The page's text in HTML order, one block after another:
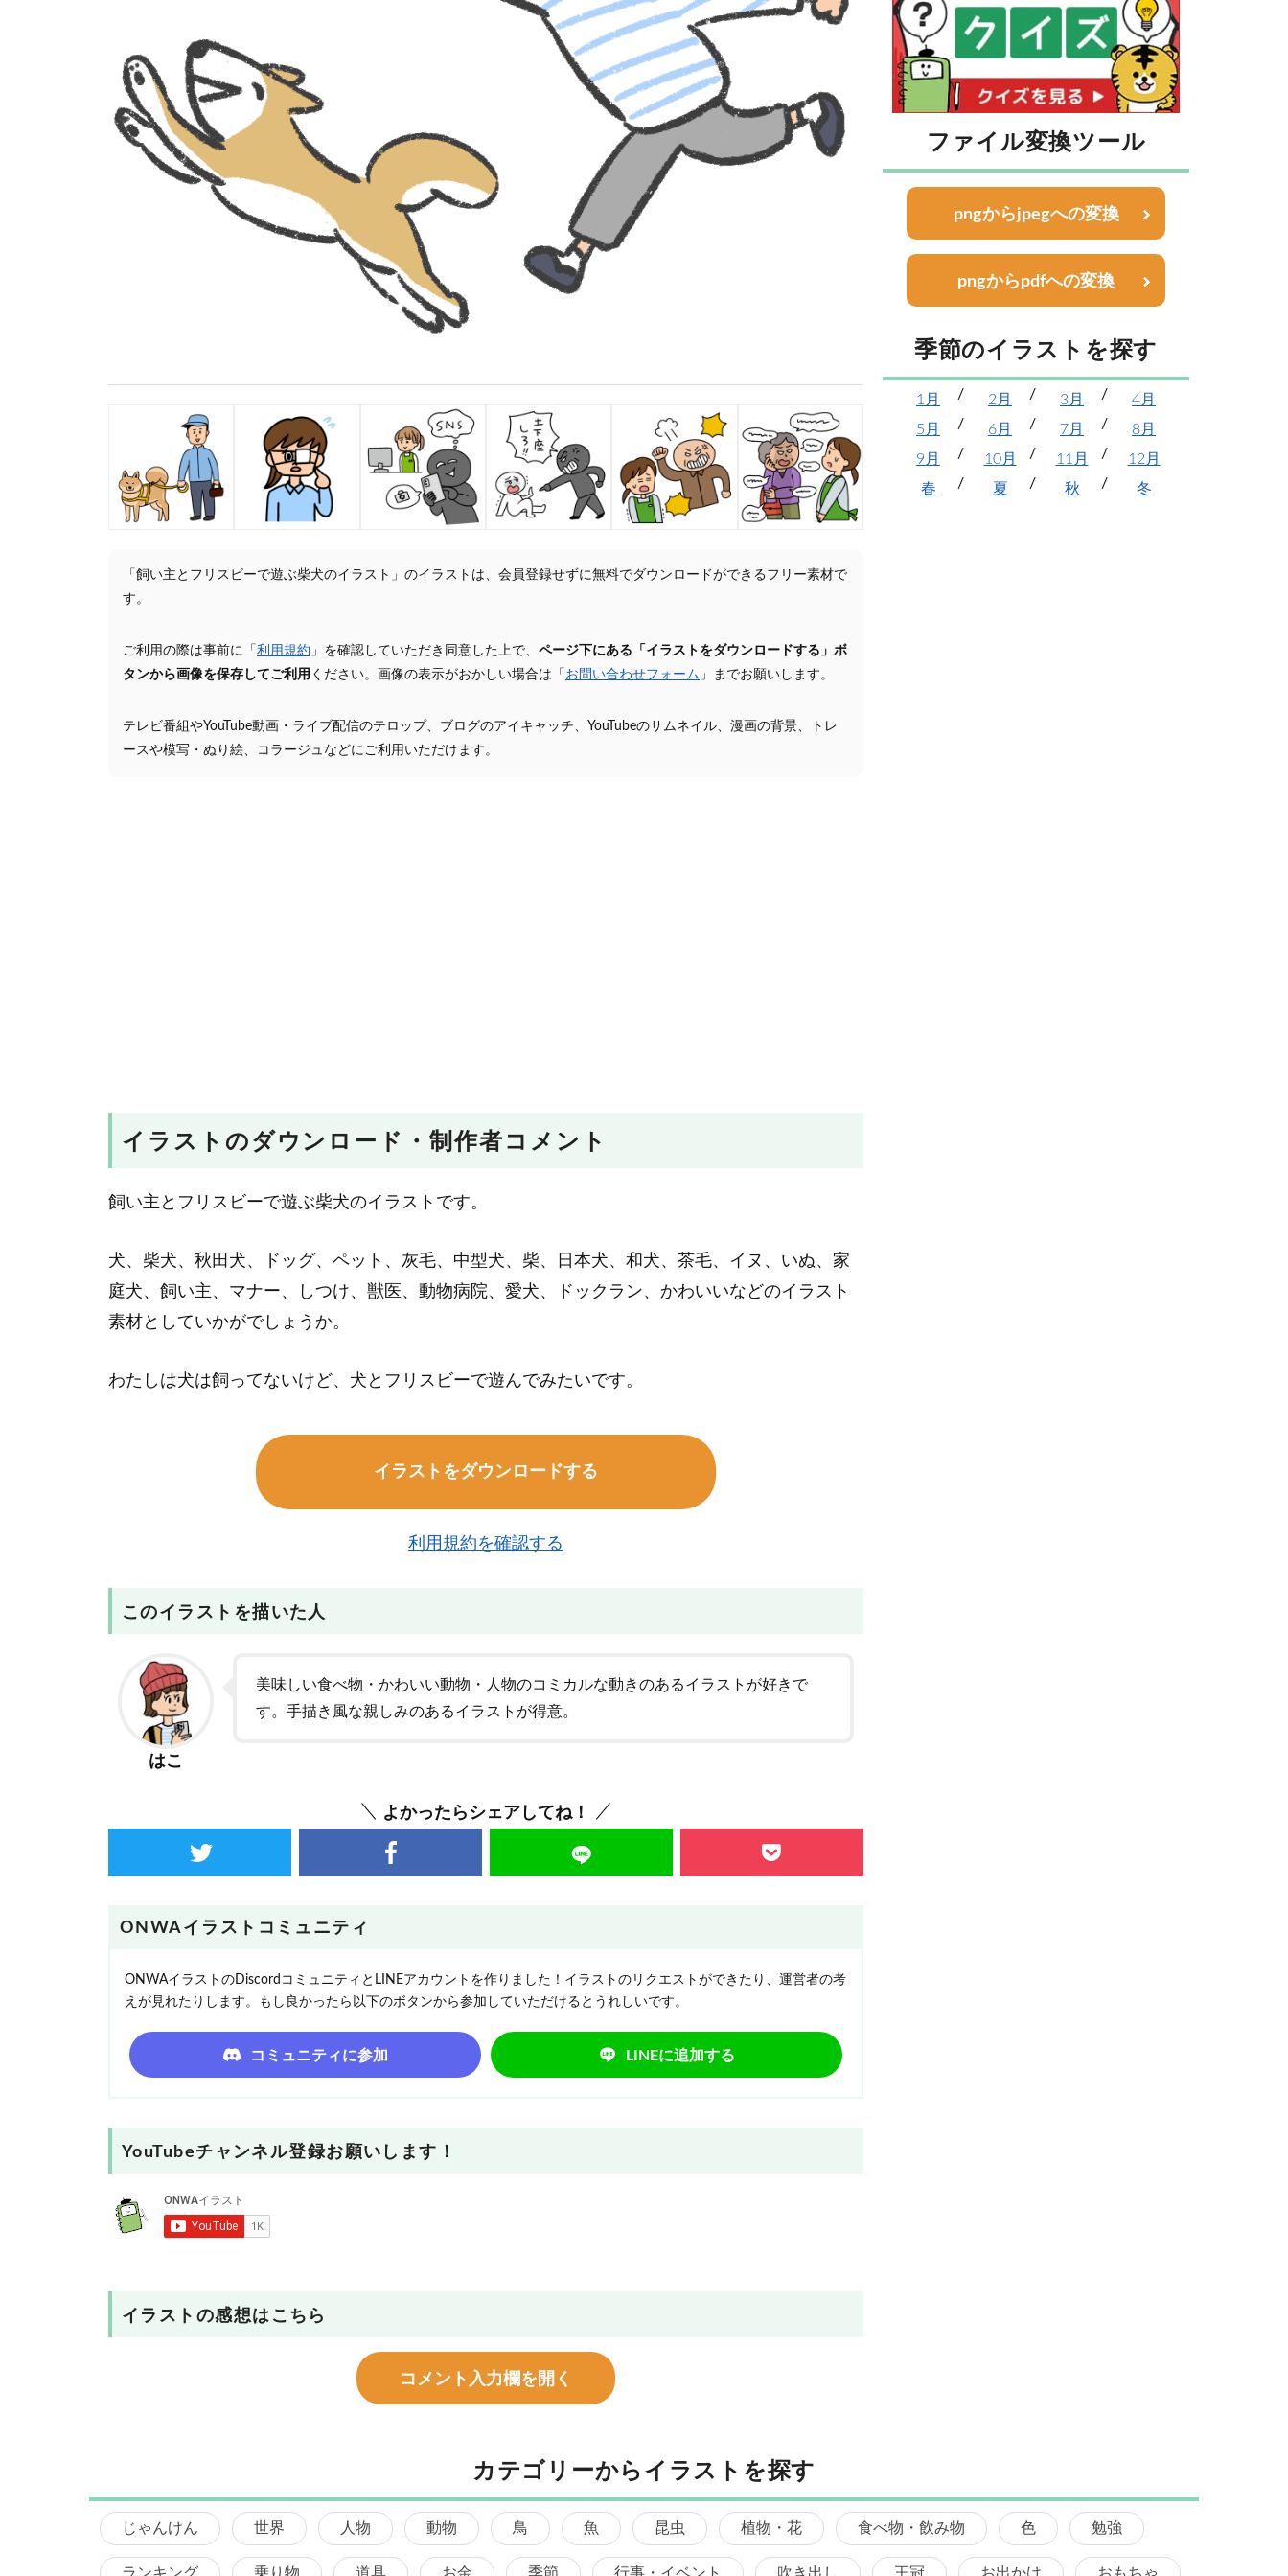
「飼い主とフリスビーで遊ぶ柴犬のイラスト」のイラストは、会員登録せずに無料でダウンロードができるフリー素材で
す。
ご利用の際は事前に「 利用規約 」を確認していただき同意した上で、 ページ下にある「イラストをダウンロードする」ボ
タンから画像を保存してご利用 ください。画像の表示がおかしい場合は「 お問い合わせフォーム 」までお願いします。
テレビ番組やYouTube動画・ライブ配信のテロップ、ブログのアイキャッチ、YouTubeのサムネイル、漫画の背景、トレ
ースや模写・ぬり絵、コラージュなどにご利用いただけます。
イラストのダウンロード・制作者コメント
飼い主とフリスビーで遊ぶ柴犬のイラストです。
犬、柴犬、秋田犬、ドッグ、ペット、灰毛、中型犬、柴、日本犬、和犬、茶毛、イヌ、いぬ、家
庭犬、飼い主、マナー、しつけ、獣医、動物病院、愛犬、ドックラン、かわいいなどのイラスト
素材としていかがでしょうか。
わたしは犬は飼ってないけど、犬とフリスビーで遊んでみたいです。
イラストをダウンロードする
利用規約を確認する
このイラストを描いた人
はこ
美味しい食べ物・かわいい動物・人物のコミカルな動きのあるイラストが好きで
す。手描き風な親しみのあるイラストが得意。
よかったらシェアしてね！
ONWAイラストコミュニティ
ONWAイラストのDiscordコミュニティとLINEアカウントを作りました！イラストのリクエストができたり、運営者の考
えが見れたりします。もし良かったら以下のボタンから参加していただけるとうれしいです。
コミュニティに参加 LINEに追加する
YouTubeチャンネル登録お願いします！
イラストの感想はこちら
コメント入力欄を開く
ファイル変換ツール
pngからjpegへの変換
pngからpdfへの変換
季節のイラストを探す
1月 2月 3月
4月
5月
6月 7月
8月
9月
10月 11月
12月
春
夏 秋 冬
カテゴリーからイラストを探す
じゃんけん 世界 人物 動物 鳥 魚 昆虫 植物・花 食べ物・飲み物 色 勉強
ランキング 乗り物 道具 お金 季節 行事・イベント 吹き出し 王冠 お出かけ おもちゃ